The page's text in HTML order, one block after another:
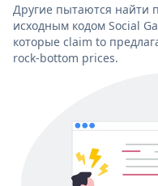
Другие пытаются найти
исходным кодом Social
которые claim to
rock-bottom prices.